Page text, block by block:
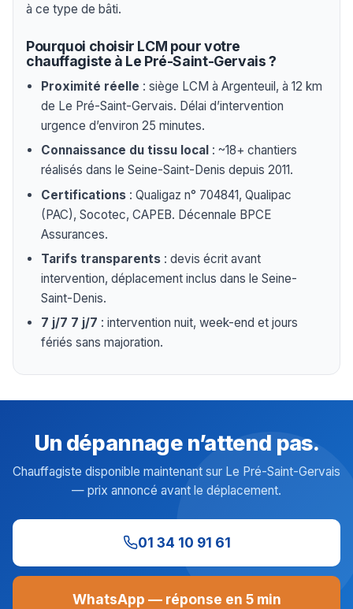
à ce type de bâti.
Pourquoi choisir LCM pour votre
chauffagiste à Le Pré-Saint-Gervais ?
Proximité réelle : siège LCM à Argenteuil, à 12 km
de Le Pré-Saint-Gervais. Délai d’intervention
urgence d’environ 25 minutes.
Connaissance du tissu local : ~18+ chantiers
réalisés dans le Seine-Saint-Denis depuis 2011.
Certifications : Qualigaz n° 704841, Qualipac
(PAC), Socotec, CAPEB. Décennale BPCE
Assurances.
Tarifs transparents : devis écrit avant
intervention, déplacement inclus dans le Seine-
Saint-Denis.
7 j/7 7 j/7 : intervention nuit, week-end et jours
fériés sans majoration.
Un dépannage n’attend pas.
Chauffagiste disponible maintenant sur Le Pré-Saint-Gervais
— prix annoncé avant le déplacement.
01 34 10 91 61
WhatsApp — réponse en 5 min